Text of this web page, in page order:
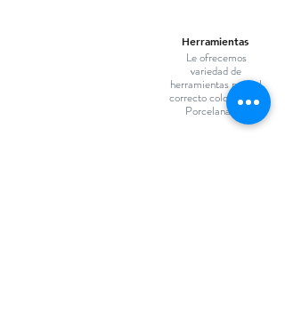
Herramientas
Le ofrecemos
variedad de
herramientas para el
correcto colocado de
Porcelanatos.